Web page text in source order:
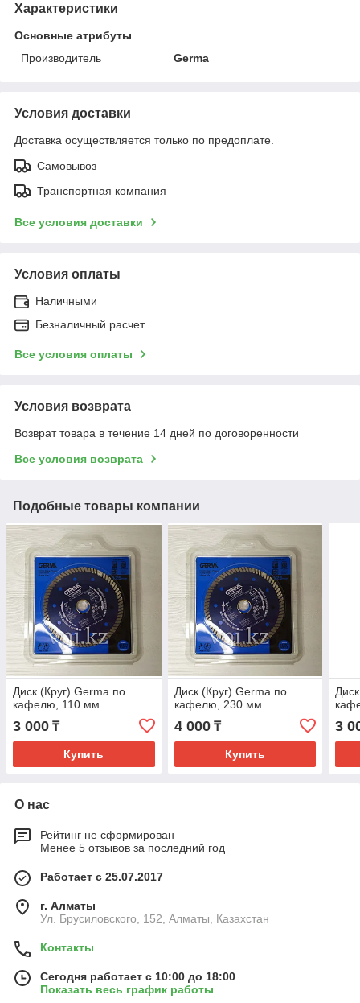
Характеристики
Основные атрибуты
Производитель
Germa
Условия доставки
Доставка осуществляется только по предоплате.
Самовывоз
Транспортная компания
Все условия доставки
Условия оплаты
Наличными
Безналичный расчет
Все условия оплаты
Условия возврата
Возврат товара в течение 14 дней по договоренности
Все условия возврата
Подобные товары компании
Диск (Круг) Germa по
кафелю, 110 мм.
3 000 ₸
Купить
Диск (Круг) Germa по
кафелю, 230 мм.
4 000₸
Купить
3
О нас
Рейтинг не сформирован
Менее 5 отзывов за последний год
Работает с 25.07.2017
г. Алматы
Ул. Брусиловского, 152, Алматы, Казахстан
Контакты
Сегодня работает с 10:00 до 18:00
Показать весь график работы